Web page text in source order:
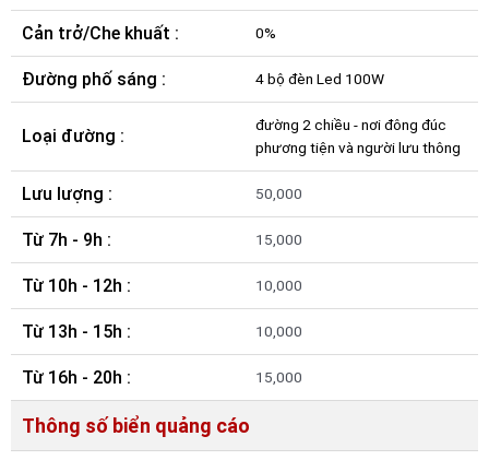
Cản trở/Che khuất : 0%
Đường phố sáng : 4 bộ đèn Led 100W
Loại đường :
đường 2 chiều - nơi đông đúc
phương tiện và người lưu thông
Lưu lượng : 50,000
Từ 7h - 9h : 15,000
Từ 10h - 12h : 10,000
Từ 13h - 15h : 10,000
Từ 16h - 20h : 15,000
Thông số biển quảng cáo